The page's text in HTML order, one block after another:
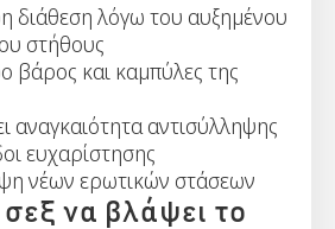
διάθεση λόγω του αυξημένου
στήθους
βάρος και καμπύλες της
αναγκαιότητα αντισύλληψης
ευχαρίστησης
νέων ερωτικών στάσεων
να βλάψει το